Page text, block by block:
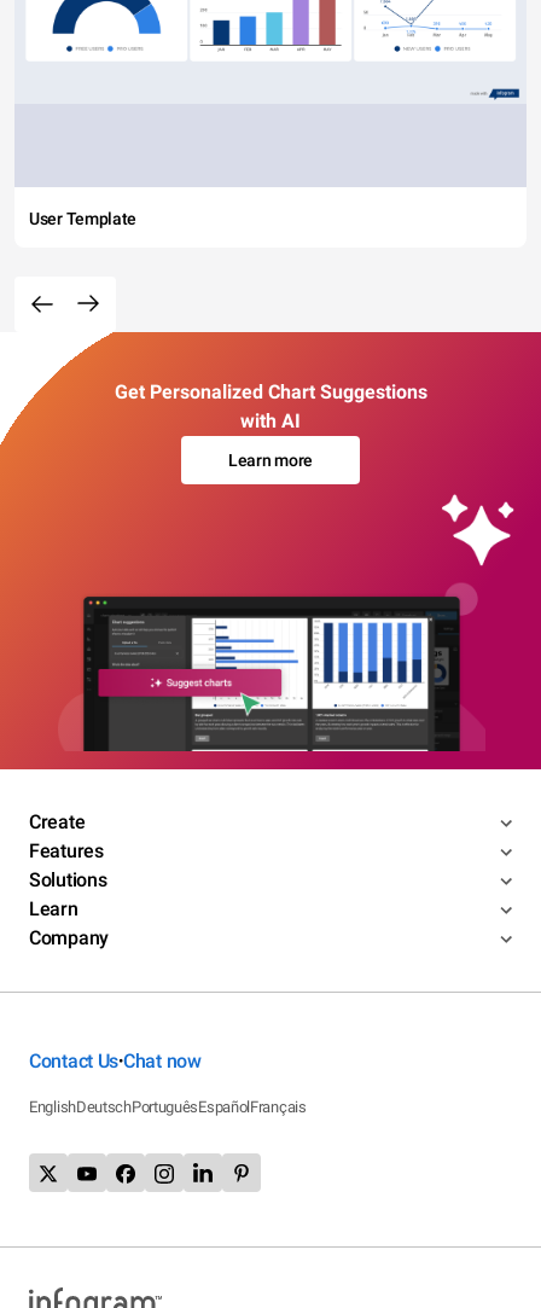
User Template
Get Personalized Chart Suggestions
with AI
Learn more
Create
Features
Solutions
Learn
Company
Contact Us•Chat now
EnglishDeutschPortuguêsEspañolFrançais